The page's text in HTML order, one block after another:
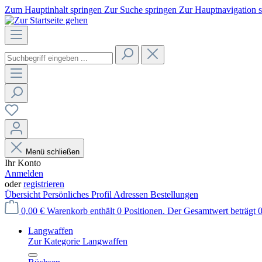
Zum Hauptinhalt springen Zur Suche springen Zur Hauptnavigation
Menü schließen
Ihr Konto
Anmelden
oderregistrieren
Übersicht Persönliches Profil Adressen Bestellungen
0,00 € Warenkorb enthält 0 Positionen. Der Gesamtwert beträgt
Langwaffen
Zur Kategorie Langwaffen